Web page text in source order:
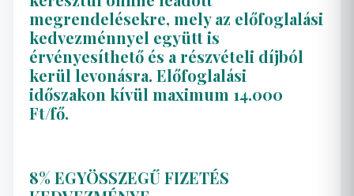
megrendelésekre, mely az előfoglalási
kedvezménnyel együtt is
érvényesíthető és a részvételi díjból
kerül levonásra. Előfoglalási
időszakon kívül maximum 14.000
Ft/fő.
8% EGYÖSSZEGŰ FIZETÉS